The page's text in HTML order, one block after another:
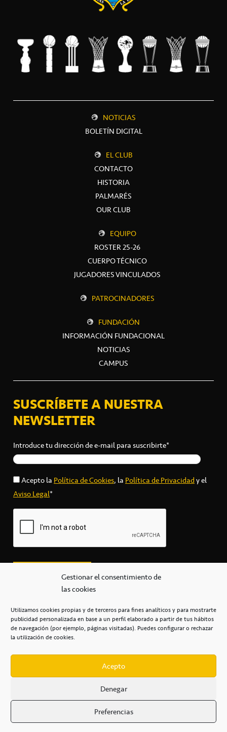
Gestionar el consentimiento de
las cookies
Utilizamos cookies propias y de terceros para fines analíticos y para mostrarte
publicidad personalizada en base a un perfil elaborado a partir de tus hábitos
de navegación (por ejemplo, páginas visitadas). Puedes configurar o rechazar
la utilización de cookies.
Acepto
Denegar
Preferencias
NOTICIAS
BOLETÍN DIGITAL
EL CLUB
CONTACTO
HISTORIA
PALMARÉS
OUR CLUB
EQUIPO
ROSTER 25-26
CUERPO TÉCNICO
JUGADORES VINCULADOS
PATROCINADORES
FUNDACIÓN
INFORMACIÓN FUNDACIONAL
NOTICIAS
CAMPUS
SUSCRÍBETE A NUESTRA
NEWSLETTER
Introduce tu dirección de e-mail para suscribirte*
Acepto laPolítica de Cookies, laPolítica de Privacidady el
Aviso Legal*
secretaria@cbcanarias.es
+34 922 253 684
Casa del Deporte / 38108 – La Laguna
POLÍTICA DE PRIVACIDAD / POLÍTICA DE COOKIES /
AVISO LEGAL / CONDICIONES